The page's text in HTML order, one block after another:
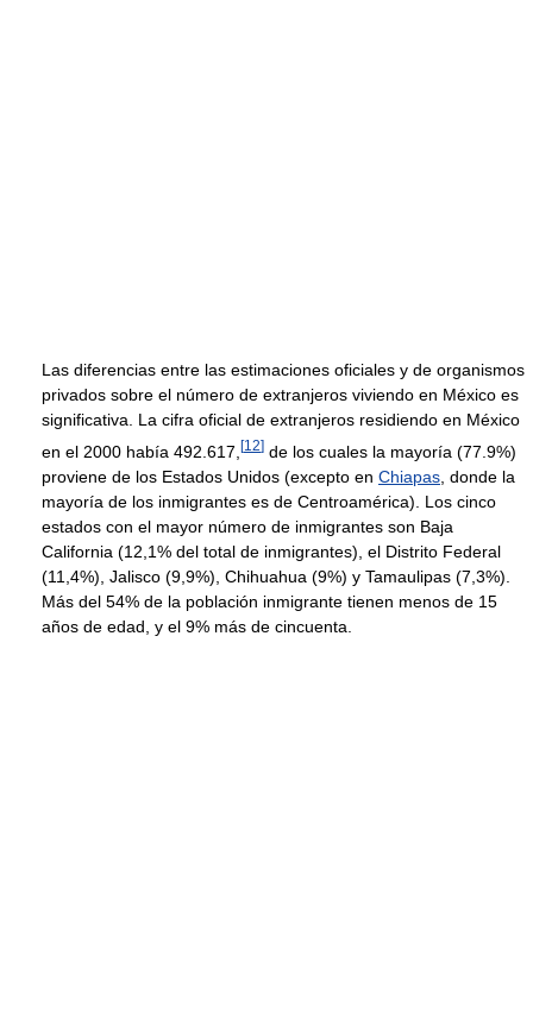
Las diferencias entre las estimaciones oficiales y de organismos
privados sobre el número de extranjeros viviendo en México es
significativa. La cifra oficial de extranjeros residiendo en México
en el 2000 había 492.617, [12] de los cuales la mayoría (77.9%)
proviene de los Estados Unidos (excepto en Chiapas , donde la
mayoría de los inmigrantes es de Centroamérica). Los cinco
estados con el mayor número de inmigrantes son Baja
California (12,1% del total de inmigrantes), el Distrito Federal
(11,4%), Jalisco (9,9%), Chihuahua (9%) y Tamaulipas (7,3%).
Más del 54% de la población inmigrante tienen menos de 15
años de edad, y el 9% más de cincuenta.